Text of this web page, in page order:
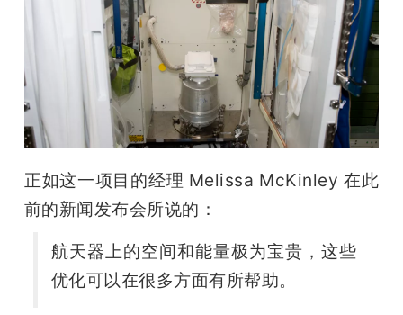
正如这一项目的经理 Melissa McKinley 在此
前的新闻发布会所说的：
航天器上的空间和能量极为宝贵，这些
优化可以在很多方面有所帮助。